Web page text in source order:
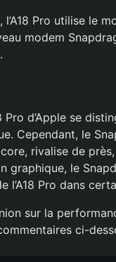
Pro utilise le
modem
Pro d’Apple se
Cependant, le
rivalise de
graphique, le
l’A18 Pro dans
sur la
ci-